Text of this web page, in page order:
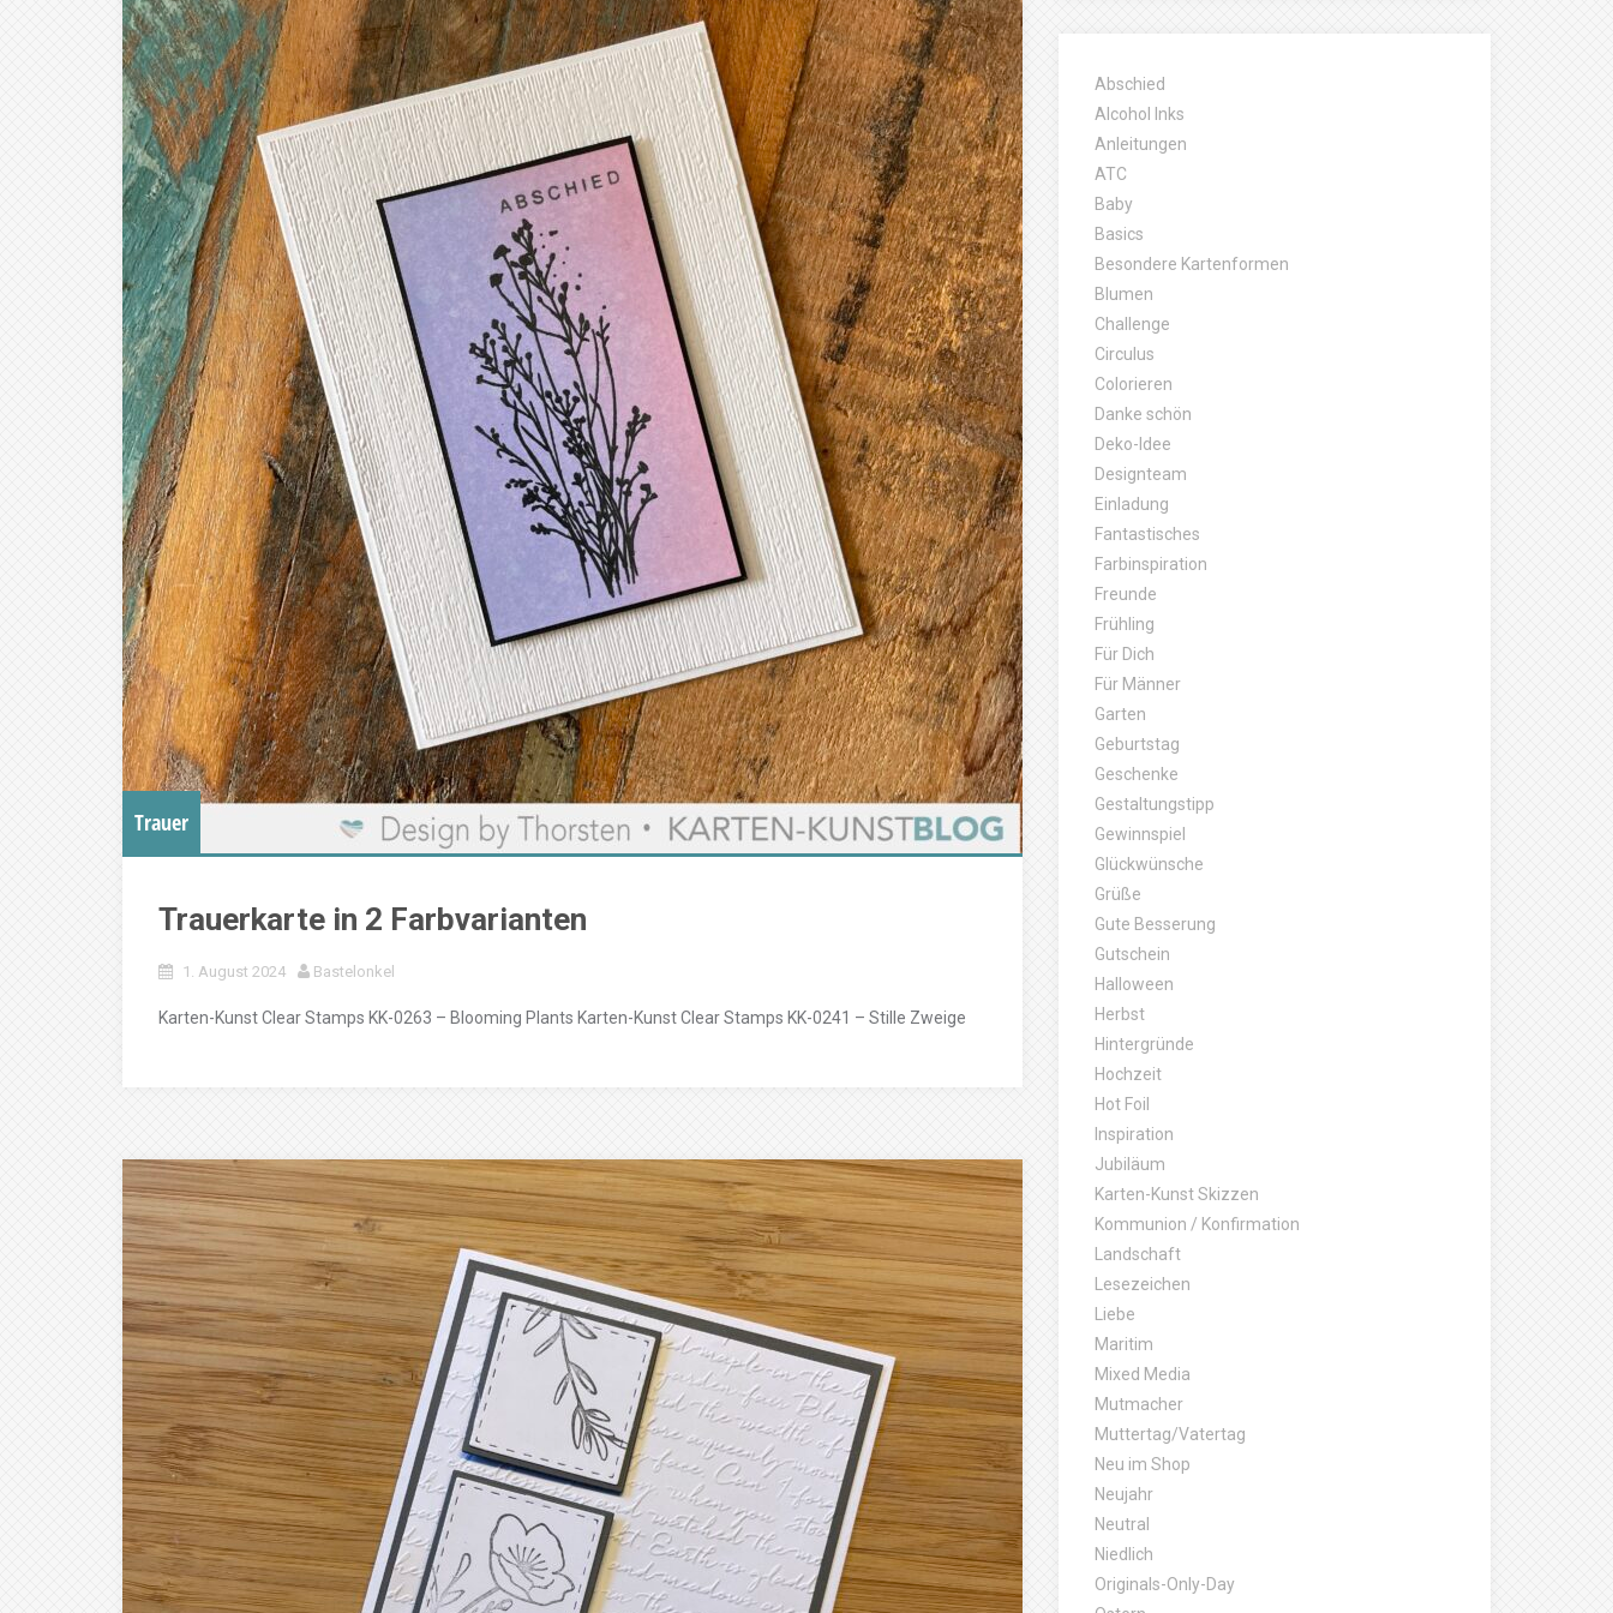
Trauer
Trauerkarte in 2 Farbvarianten
1. August 2024 Bastelonkel
Karten-Kunst Clear Stamps KK-0263 – Blooming Plants Karten-Kunst Clear Stamps KK-0241 – Stille Zweige
Abschied
Alcohol Inks
Anleitungen
ATC
Baby
Basics
Besondere Kartenformen
Blumen
Challenge
Circulus
Colorieren
Danke schön
Deko-Idee
Designteam
Einladung
Fantastisches
Farbinspiration
Freunde
Frühling
Für Dich
Für Männer
Garten
Geburtstag
Geschenke
Gestaltungstipp
Gewinnspiel
Glückwünsche
Grüße
Gute Besserung
Gutschein
Halloween
Herbst
Hintergründe
Hochzeit
Hot Foil
Inspiration
Jubiläum
Karten-Kunst Skizzen
Kommunion / Konfirmation
Landschaft
Lesezeichen
Liebe
Maritim
Mixed Media
Mutmacher
Muttertag/Vatertag
Neu im Shop
Neujahr
Neutral
Niedlich
Originals-Only-Day